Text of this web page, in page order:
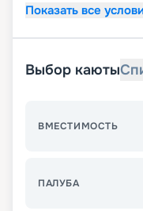
Показать все
Выбор каюты
ВМЕСТИМОСТЬ
ПАЛУБА